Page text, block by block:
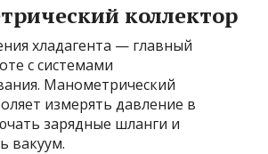
коллектор
хладагента — главный
с системами
Манометрический
измерять давление в
зарядные шланги и
вакуум.